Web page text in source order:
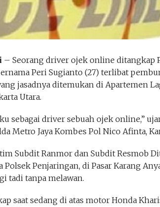
– Seorang driver ojek online ditangkap
Peri Sugianto (27) terlibat
jasadnya ditemukan di Apartemen
Utara.
sebagai driver sebuah ojek online,”
Metro Jaya Kombes Pol Nico Afinta,
Subdit Ranmor dan Subdit Resmob
Polsek Penjaringan, di Pasar Karang
tadi tanpa melawan.
saat sedang di atas motor Honda